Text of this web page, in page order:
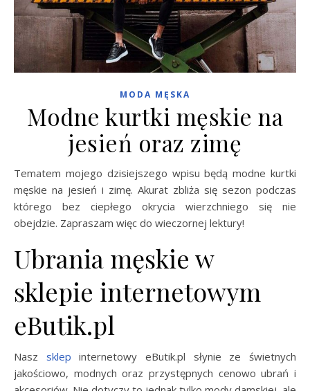
MODA MĘSKA
Modne kurtki męskie na
jesień oraz zimę
Tematem mojego dzisiejszego wpisu będą modne kurtki
męskie na jesień i zimę. Akurat zbliża się sezon podczas
którego bez ciepłego okrycia wierzchniego się nie
obejdzie. Zapraszam więc do wieczornej lektury!
Ubrania męskie w
sklepie internetowym
eButik.pl
Nasz sklep internetowy eButik.pl słynie ze świetnych
jakościowo, modnych oraz przystępnych cenowo ubrań i